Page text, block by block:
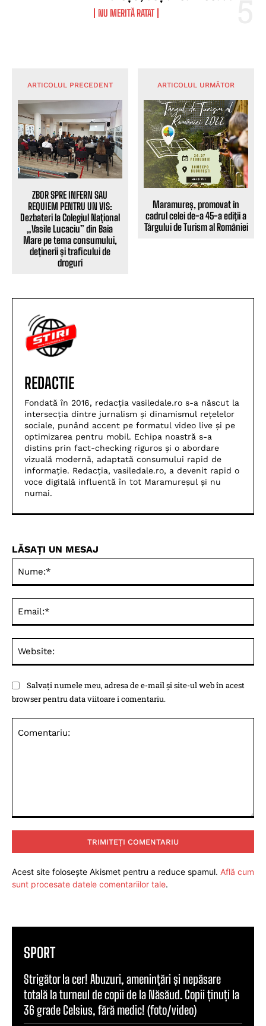
NU MERITĂ RATAT
ARTICOLUL PRECEDENT
ZBOR SPRE INFERN SAU
REQUIEM PENTRU UN VIS:
Dezbateri la Colegiul Național
„Vasile Lucaciu” din Baia
Mare pe tema consumului,
deținerii și traficului de
droguri
ARTICOLUL URMĂTOR
Maramureș, promovat în
cadrul celei de-a 45-a ediții a
Târgului de Turism al României
REDACTIE
Fondată în 2016, redacția vasiledale.ro s-a născut la
intersecția dintre jurnalism și dinamismul rețelelor
sociale, punând accent pe formatul video live și pe
optimizarea pentru mobil. Echipa noastră s-a
distins prin fact-checking riguros și o abordare
vizuală modernă, adaptată consumului rapid de
informație. Redacția, vasiledale.ro, a devenit rapid o
voce digitală influentă în tot Maramureșul și nu
numai.
LĂSAȚI UN MESAJ
Salvați numele meu, adresa de e-mail și site-ul web în acest
browser pentru data viitoare i comentariu.
Acest site folosește Akismet pentru a reduce spamul. Află cum
sunt procesate datele comentariilor tale.
SPORT
Strigător la cer! Abuzuri, amenințări și nepăsare
totală la turneul de copii de la Năsăud. Copii ținuți la
36 grade Celsius, fără medic! (foto/video)